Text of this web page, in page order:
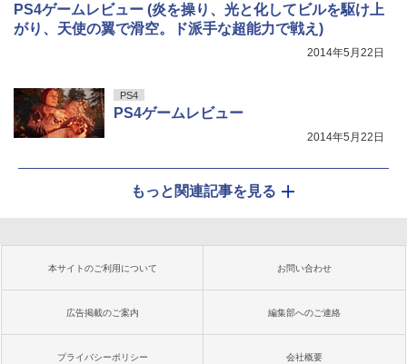
PS4ゲームレビュー (炎を操り、光と化してビルを駆け上
がり、天使の翼で滑空。ド派手な超能力で戦え)
2014年5月22日
PS4
PS4ゲームレビュー
2014年5月22日
もっと関連記事を見る
本サイトのご利用について お問い合わせ
広告掲載のご案内 編集部へのご連絡
プライバシーポリシー 会社概要